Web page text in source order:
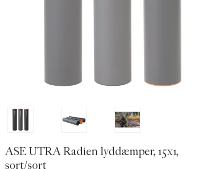
ASE UTRA Radien lyddæmper, 15x1,
sort/sort